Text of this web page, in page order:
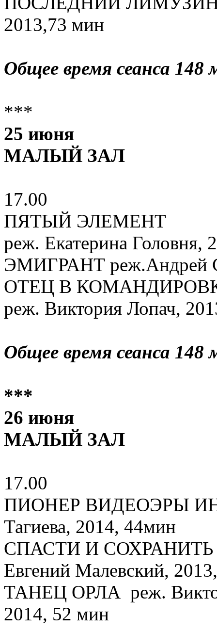
2013,73 мин
Общее время сеанса 148
***
25 июня
МАЛЫЙ ЗАЛ
17.00
ПЯТЫЙ ЭЛЕМЕНТ
реж. Екатерина Головня,
ЭМИГРАНТ реж.Андрей
ОТЕЦ В
реж. Виктория Лопач,
Общее время сеанса 148
***
26 июня
МАЛЫЙ ЗАЛ
17.00
ПИОНЕР ВИДЕОЭРЫ
Тагиева, 2014, 44мин
СПАСТИ И СОХРАНИТЬ
Евгений Малевский,
ТАНЕЦ ОРЛА реж.
2014, 52